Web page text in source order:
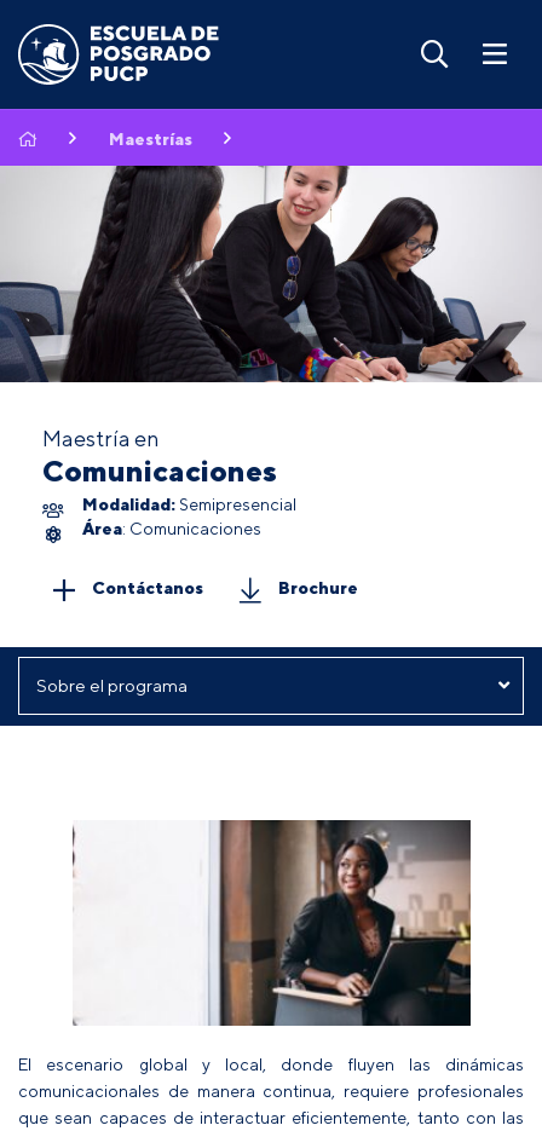
Maestrías
Maestría en
Comunicaciones
Modalidad: Semipresencial
Área: Comunicaciones
Contáctanos Brochure
El escenario global y local, donde fluyen las dinámicas
comunicacionales de manera continua, requiere profesionales
que sean capaces de interactuar eficientemente, tanto con las